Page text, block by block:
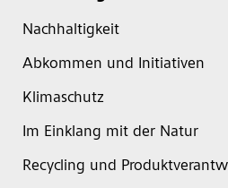
Nachhaltigkeit
Abkommen und Initiativen
Klimaschutz
Im Einklang mit der Natur
Recycling und